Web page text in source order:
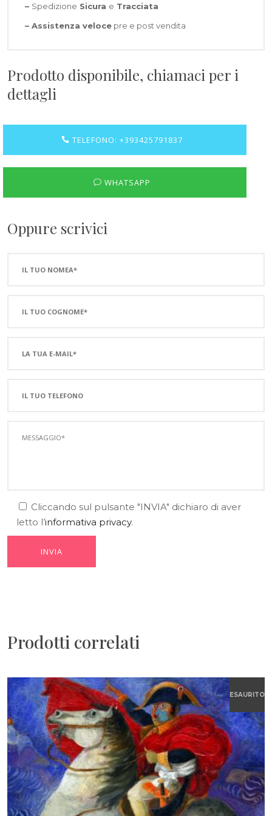
– Spedizione Sicura e Tracciata
– Assistenza velocepre e post vendita
Prodotto disponibile, chiamaci per i
dettagli
TELEFONO: +393425791837
WHATSAPP
Oppure scrivici
Cliccando sul pulsante "INVIA" dichiaro di aver
letto l’informativa privacy.
Prodotti correlati
ESAURITO